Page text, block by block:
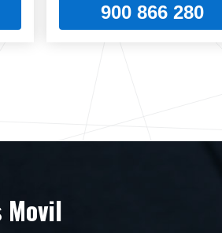
900 866 280
Movil